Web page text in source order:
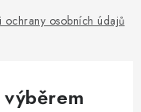
ochrany osobních údajů
výběrem